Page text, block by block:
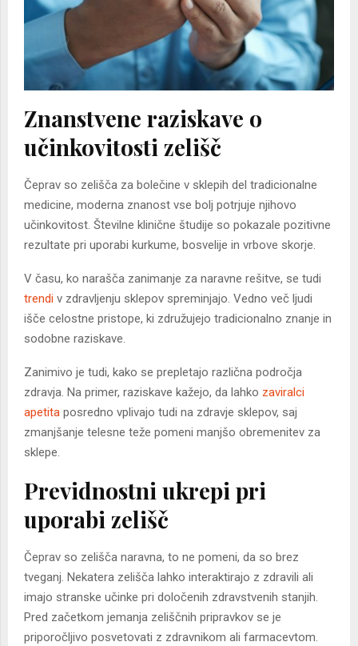
Znanstvene raziskave o
učinkovitosti zelišč
Čeprav so zelišča za bolečine v sklepih del tradicionalne
medicine, moderna znanost vse bolj potrjuje njihovo
učinkovitost. Številne klinične študije so pokazale pozitivne
rezultate pri uporabi kurkume, bosvelije in vrbove skorje.
V času, ko narašča zanimanje za naravne rešitve, se tudi
trendi v zdravljenju sklepov spreminjajo. Vedno več ljudi
išče celostne pristope, ki združujejo tradicionalno znanje in
sodobne raziskave.
Zanimivo je tudi, kako se prepletajo različna področja
zdravja. Na primer, raziskave kažejo, da lahko zaviralci
apetita posredno vplivajo tudi na zdravje sklepov, saj
zmanjšanje telesne teže pomeni manjšo obremenitev za
sklepe.
Previdnostni ukrepi pri
uporabi zelišč
Čeprav so zelišča naravna, to ne pomeni, da so brez
tveganj. Nekatera zelišča lahko interaktirajo z zdravili ali
imajo stranske učinke pri določenih zdravstvenih stanjih.
Pred začetkom jemanja zeliščnih pripravkov se je
priporočljivo posvetovati z zdravnikom ali farmacevtom.